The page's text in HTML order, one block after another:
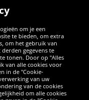
om je een
te bieden, om extra
om het gebruik van
gegevens te
tonen. Door op "Alles
van alle cookies voor
in de "Cookie-
van uw
van de cookies
om alle cookies